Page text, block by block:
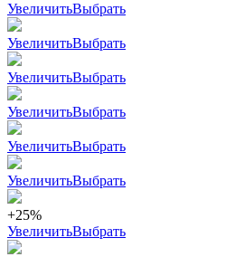
УвеличитьВыбрать
УвеличитьВыбрать
УвеличитьВыбрать
УвеличитьВыбрать
УвеличитьВыбрать
УвеличитьВыбрать
+25%
УвеличитьВыбрать